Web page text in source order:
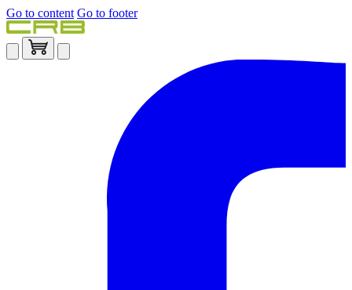
Go to content Go to footer